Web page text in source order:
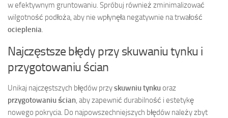
w efektywnym gruntowaniu. Spróbuj również zminimalizować
wilgotność podłoża, aby nie wpłynęła negatywnie na trwałość
ocieplenia.
Najczęstsze błędy przy skuwaniu tynku i
przygotowaniu ścian
Unikaj najczęstszych błędów przyskuwniu tynkuoraz
przygotowaniu ścian, aby zapewnić durabilność i estetykę
nowego pokrycia. Do najpowszechniejszych błędów należy zbyt